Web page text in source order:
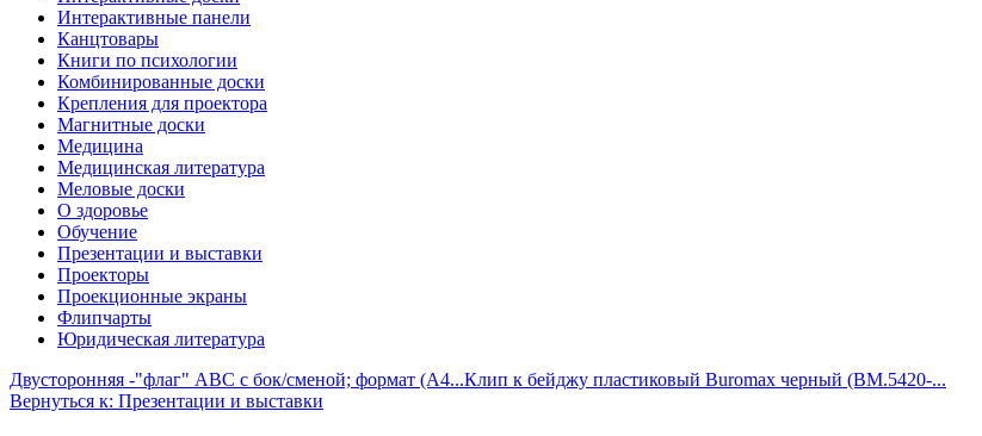
Интерактивные панели
Канцтовары
Книги по психологии
Комбинированные доски
Крепления для проектора
Магнитные доски
Медицина
Медицинская литература
Меловые доски
О здоровье
Обучение
Презентации и выставки
Проекторы
Проекционные экраны
Флипчарты
Юридическая литература
Двусторонняя -"флаг" ABC с бок/сменой; формат (A4...Клип к бейджу пластиковый Buromax черный (BM.5420-...
Вернуться к: Презентации и выставки